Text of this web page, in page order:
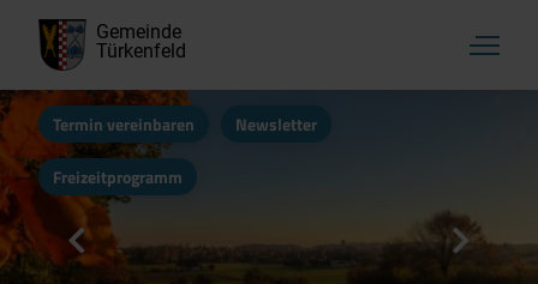
Gemeinde
Türkenfeld
Termin vereinbaren Newsletter
Freizeitprogramm